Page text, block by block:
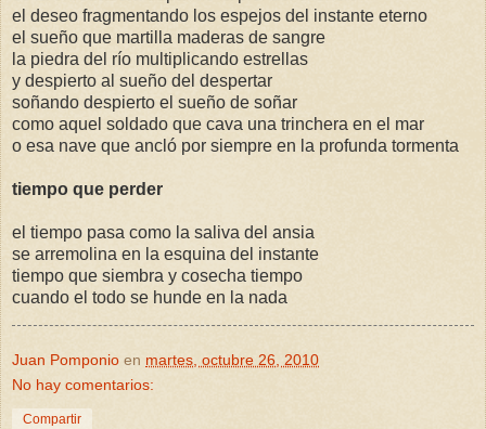
el deseo fragmentando los espejos del instante eterno
el sueño que martilla maderas de sangre
la piedra del río multiplicando estrellas
y despierto al sueño del despertar
soñando despierto el sueño de soñar
como aquel soldado que cava una trinchera en el mar
o esa nave que ancló por siempre en la profunda tormenta
tiempo que perder
el tiempo pasa como la saliva del ansia
se arremolina en la esquina del instante
tiempo que siembra y cosecha tiempo
cuando el todo se hunde en la nada
Juan Pomponio en martes, octubre 26, 2010
No hay comentarios:
Compartir